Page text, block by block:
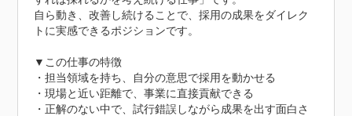
自ら動き、改善し続けることで、採用の成果をダイレク
トに実感できるポジションです。
▼この仕事の特徴
・担当領域を持ち、自分の意思で採用を動かせる
・現場と近い距離で、事業に直接貢献できる
・正解のない中で、試行錯誤しながら成果を出す面白さ